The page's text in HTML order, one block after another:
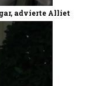
advierte Alliet